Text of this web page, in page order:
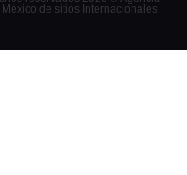
de sitios Internacionales